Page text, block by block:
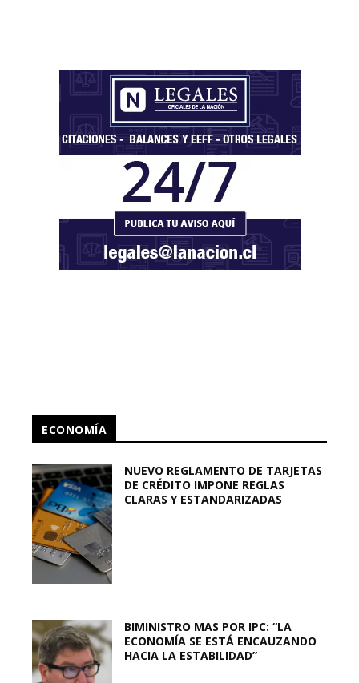
ECONOMÍA
NUEVO REGLAMENTO DE TARJETAS
DE CRÉDITO IMPONE REGLAS
CLARAS Y ESTANDARIZADAS
BIMINISTRO MAS POR IPC: “LA
ECONOMÍA SE ESTÁ ENCAUZANDO
HACIA LA ESTABILIDAD”